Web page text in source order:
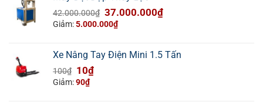
42.000.000₫ Giá
gốc
42.000.000₫.
37.000.000₫Giá
37.000.000₫.
Giảm:5.000.000₫
Xe Nâng Tay Điện Mini 1.5 Tấn
100₫ Giá
gốc
10₫Giá
Giảm:90₫